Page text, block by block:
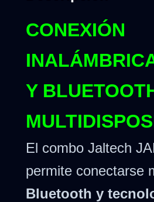
CONEXIÓN
Y
El combo Jaltech
permite conectarse
Bluetooth y